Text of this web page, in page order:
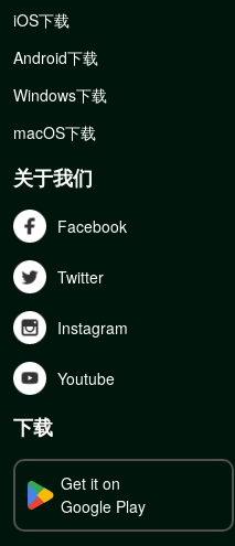
iOS下载
Android下载
Windows下载
macOS下载
关于我们
Facebook
Twitter
Instagram
Youtube
下载
Get it on
Google Play